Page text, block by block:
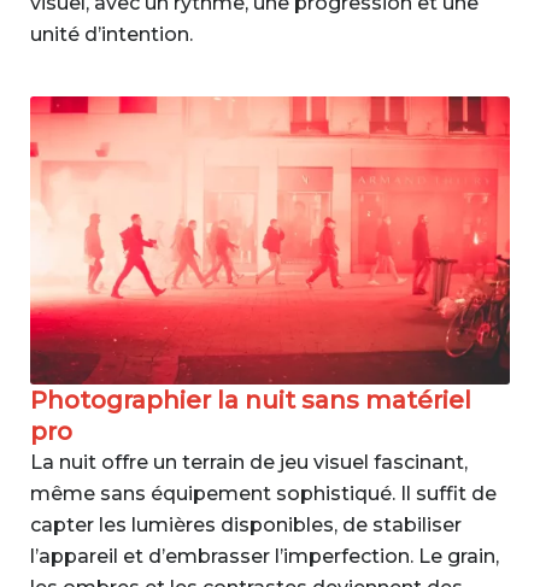
unité d’intention.
Photographier la nuit sans matériel
pro
La nuit offre un terrain de jeu visuel fascinant,
même sans équipement sophistiqué. Il suffit de
capter les lumières disponibles, de stabiliser
l’appareil et d’embrasser l’imperfection. Le grain,